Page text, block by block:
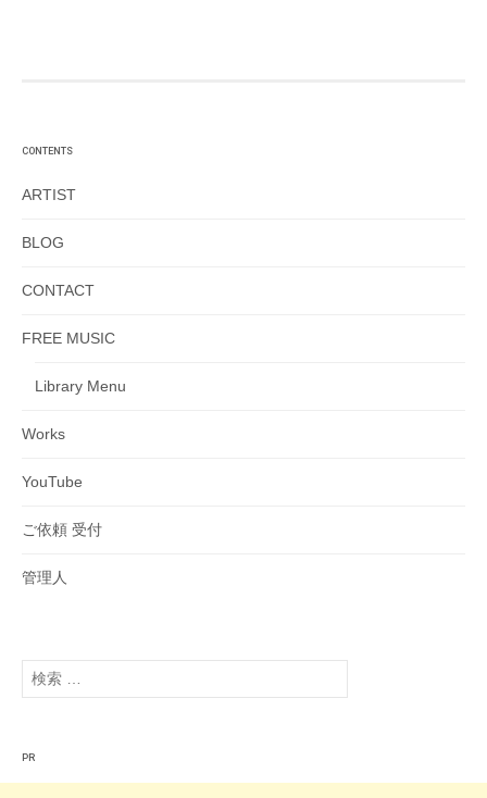
CONTENTS
ARTIST
BLOG
CONTACT
FREE MUSIC
Library Menu
Works
YouTube
ご依頼 受付
管理人
検
索
PR